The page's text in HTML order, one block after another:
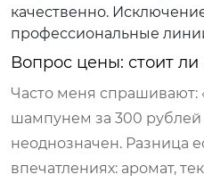
качественно.
профессиональные
Вопрос цены: стоит ли
Часто меня спрашивают:
шампунем за 300 рублей
неоднозначен. Разница
впечатлениях: аромат,